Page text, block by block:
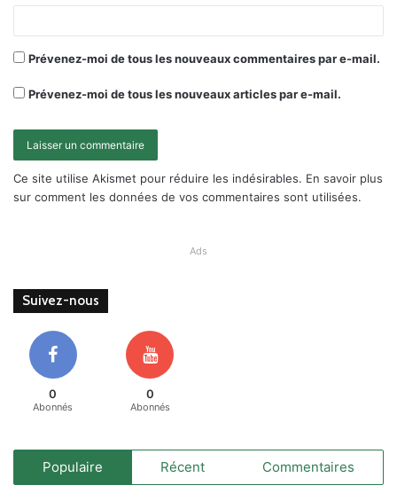
Prévenez-moi de tous les nouveaux commentaires par e-mail.
Prévenez-moi de tous les nouveaux articles par e-mail.
Ce site utilise Akismet pour réduire les indésirables. En savoir plus
sur comment les données de vos commentaires sont utilisées.
Ads
Suivez-nous
0
Abonnés
0
Abonnés
Populaire Récent Commentaires